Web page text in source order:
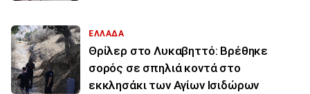
ΕΛΛΑΔΑ
Θρίλερ στο Λυκαβηττό: Βρέθηκε
σορός σε σπηλιά κοντά στο
εκκλησάκι των Αγίων Ισιδώρων